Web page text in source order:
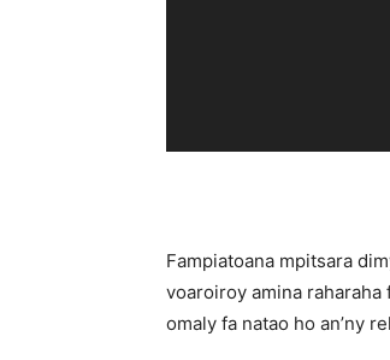
Fampiatoana mpitsara
voaroiroy amina raharaha
omaly fa natao ho an’ny